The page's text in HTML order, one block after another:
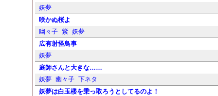
妖夢
咲かぬ桜よ
幽々子 紫 妖夢
広有射怪鳥事
妖夢
庭師さんと大きな……
妖夢 幽々子 下ネタ
妖夢は白玉楼を乗っ取ろうとしてるのよ！